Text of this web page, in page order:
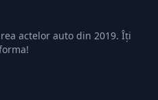
actelor auto din 2019. Îți